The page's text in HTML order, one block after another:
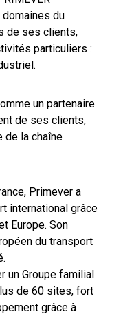
du
de ses clients,
particuliers :
un partenaire
de ses clients,
de la chaîne
Primever a
international grâce
Europe. Son
du transport
un Groupe familial
de 60 sites, fort
grâce à